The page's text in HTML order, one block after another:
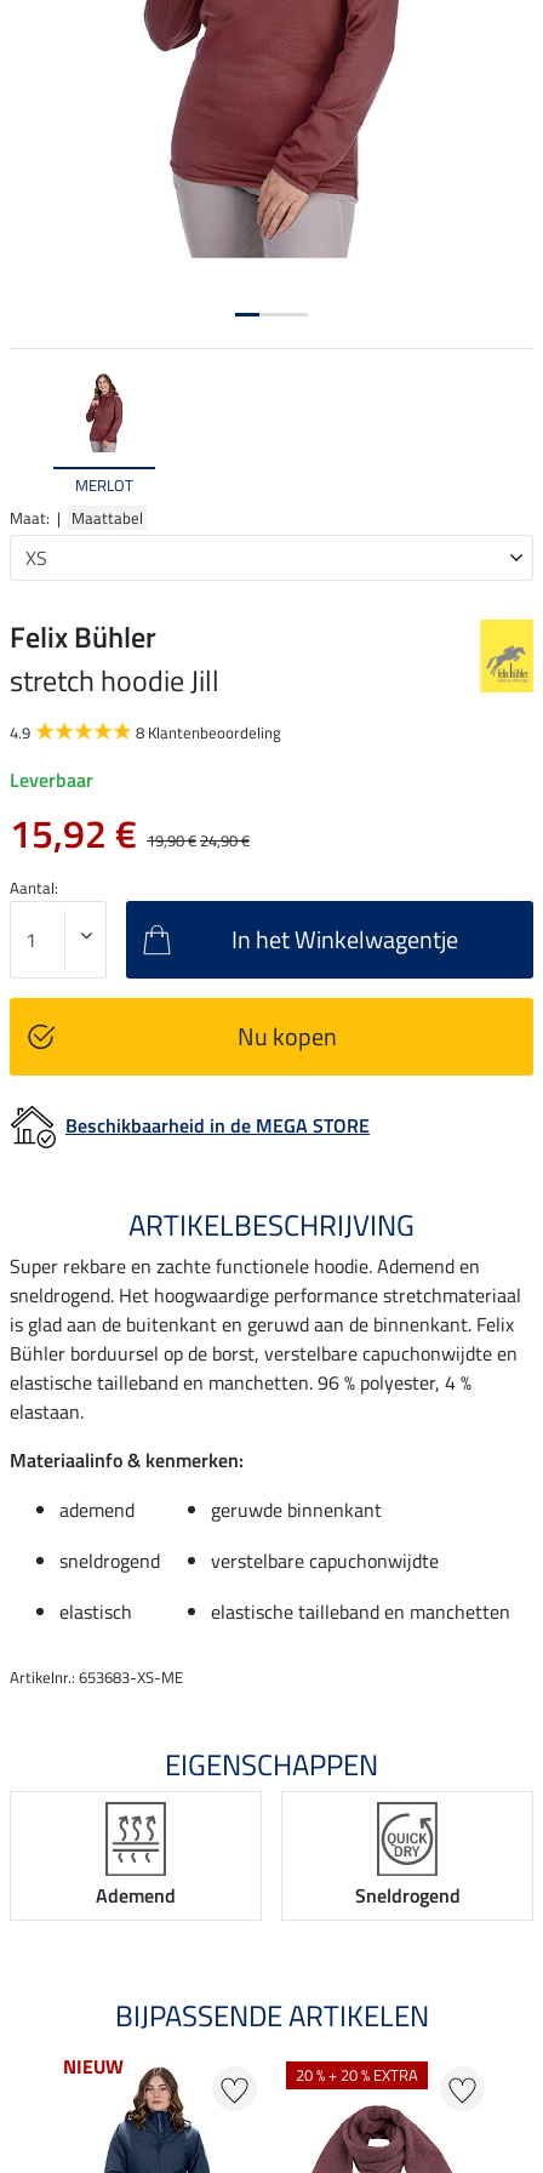
MERLOT
Maat: | Maattabel
Felix Bühler
stretch hoodie Jill
4.9 8 Klantenbeoordeling
Leverbaar
15,92 € 19,90 €24,90 €
Aantal:
In het Winkelwagentje
Nu kopen
Beschikbaarheid in de MEGA STORE
ARTIKELBESCHRIJVING
Super rekbare en zachte functionele hoodie. Ademend en
sneldrogend. Het hoogwaardige performance stretchmateriaal
is glad aan de buitenkant en geruwd aan de binnenkant. Felix
Bühler borduursel op de borst, verstelbare capuchonwijdte en
elastische tailleband en manchetten. 96 % polyester, 4 %
elastaan.
Materiaalinfo & kenmerken:
ademend
geruwde binnenkant
sneldrogend
verstelbare capuchonwijdte
elastisch
elastische tailleband en manchetten
Artikelnr.: 653683-XS-ME
EIGENSCHAPPEN
Ademend Sneldrogend
BIJPASSENDE ARTIKELEN
NIEUW 20 % + 20 % EXTRA